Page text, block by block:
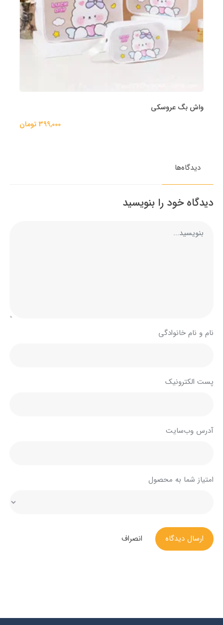
واش بگ عروسکی
399,000 تومان
دیدگاه‌ها
دیدگاه خود را بنویسید
نام و نام خانوادگی
پست الکترونیک
آدرس وب‌سایت
امتیاز شما به محصول
ارسال دیدگاه انصراف